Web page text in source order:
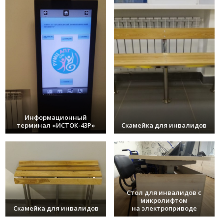
Информационный
терминал «ИСТОК-43Р»
Скамейка для инвалидов
Скамейка для инвалидов
Стол для инвалидов с
микролифтом
на электроприводе